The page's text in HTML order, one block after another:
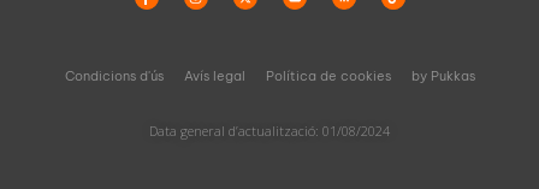
Condicions d'ús Avís legal Política de cookies by Pukkas
Data general d’actualització: 01/08/2024